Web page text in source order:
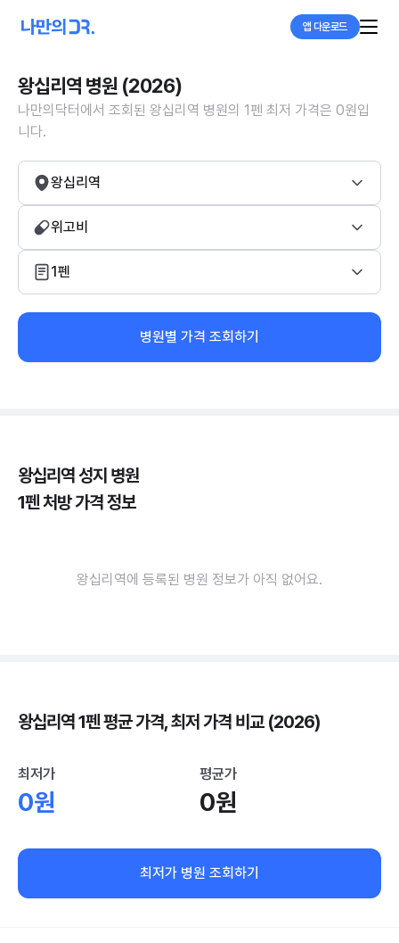
앱 다운로드
왕십리역 병원 (2026)
나만의닥터에서 조회된 왕십리역 병원의 1펜 최저 가격은 0원입
니다.
왕십리역
위고비
1펜
병원별 가격 조회하기
왕십리역 성지 병원
1펜 처방 가격 정보
왕십리역에 등록된 병원 정보가 아직 없어요.
왕십리역 1펜 평균 가격, 최저 가격 비교 (2026)
최저가
0원
평균가
0원
최저가 병원 조회하기